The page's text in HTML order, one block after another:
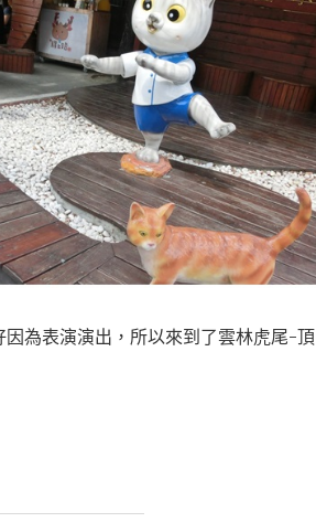
為表演演出，所以來到了雲林虎尾-頂